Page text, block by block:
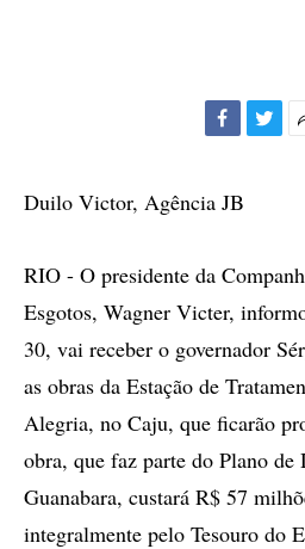
Duilo Victor, Agência JB
RIO - O presidente da
Esgotos, Wagner Victer,
30, vai receber o governador
as obras da Estação de
Alegria, no Caju, que ficarão
obra, que faz parte do Plano de
Guanabara, custará R$ 57
integralmente pelo Tesouro do